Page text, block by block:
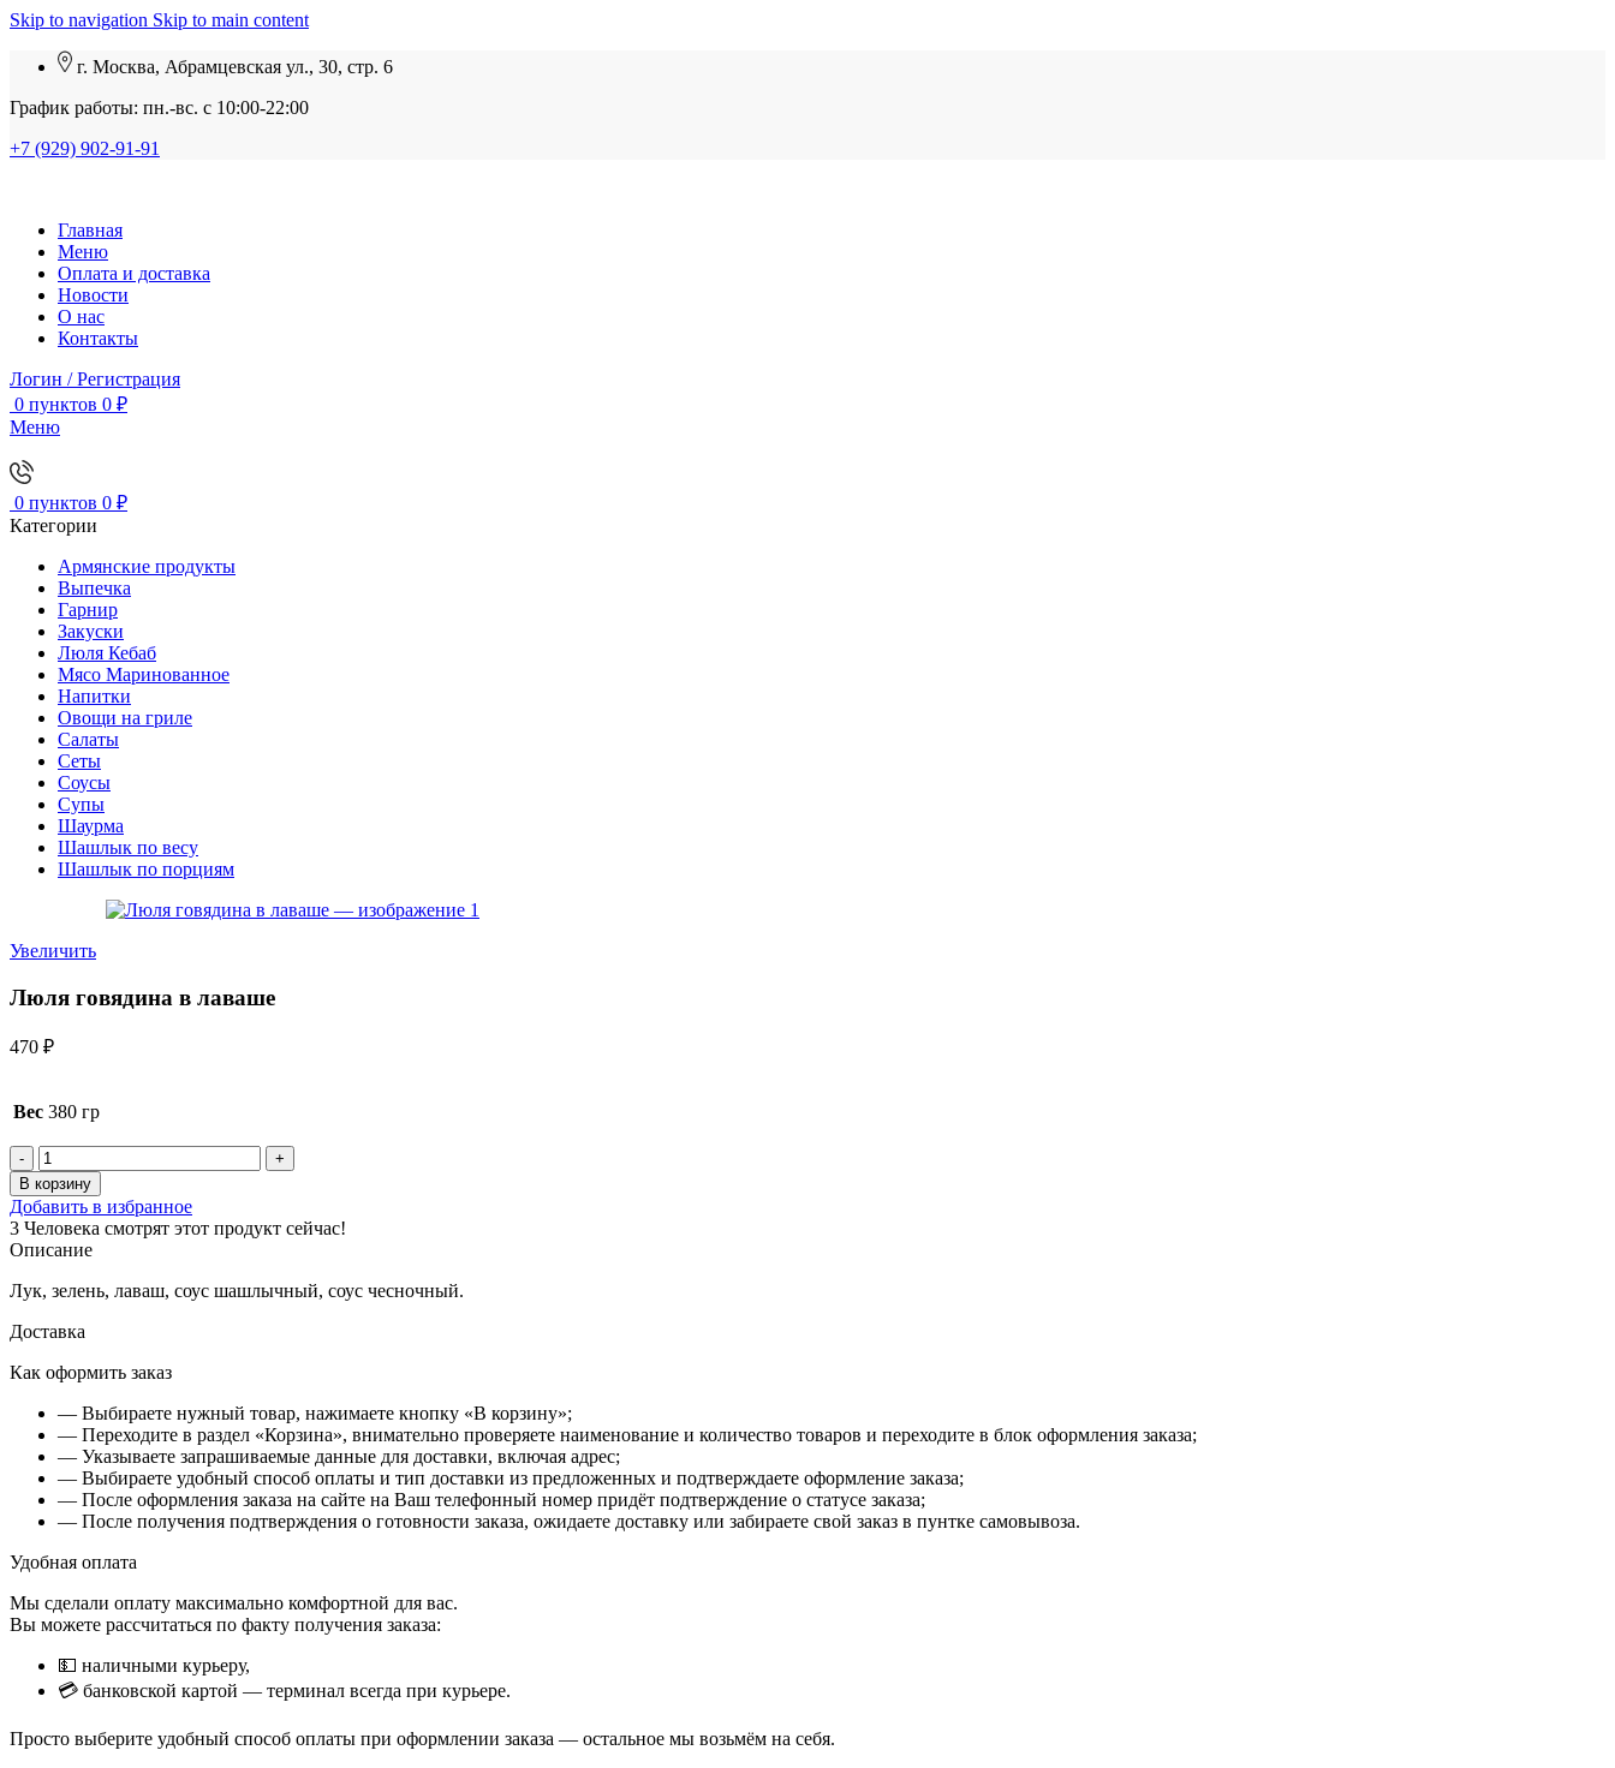
Skip to navigation Skip to main content
г. Москва, Абрамцевская ул., 30, стр. 6
График работы: пн.-вс. с 10:00-22:00
+7 (929) 902-91-91
Главная
Меню
Оплата и доставка
Новости
О нас
Контакты
Логин / Регистрация
0 пунктов 0 ₽
Меню
0 пунктов 0 ₽
Категории
Армянские продукты
Выпечка
Гарнир
Закуски
Люля Кебаб
Мясо Маринованное
Напитки
Овощи на гриле
Салаты
Сеты
Соусы
Супы
Шаурма
Шашлык по весу
Шашлык по порциям
Увеличить
Люля говядина в лаваше
470 ₽
Вес 380 гр
Количество
товара
Люля
говядина
в
лаваше
В корзину
Добавить в избранное
3 Человека смотрят этот продукт сейчас!
Описание
Лук, зелень, лаваш, соус шашлычный, соус чесночный.
Доставка
Как оформить заказ
— Выбираете нужный товар, нажимаете кнопку «В корзину»;
— Переходите в раздел «Корзина», внимательно проверяете наименование и количество товаров и переходите в блок оформления заказа;
— Указываете запрашиваемые данные для доставки, включая адрес;
— Выбираете удобный способ оплаты и тип доставки из предложенных и подтверждаете оформление заказа;
— После оформления заказа на сайте на Ваш телефонный номер придёт подтверждение о статусе заказа;
— После получения подтверждения о готовности заказа, ожидаете доставку или забираете свой заказ в пунтке самовывоза.
Удобная оплата
Мы сделали оплату максимально комфортной для вас.
Вы можете рассчитаться по факту получения заказа:
💵 наличными курьеру,
💳 банковской картой — терминал всегда при курьере.
Просто выберите удобный способ оплаты при оформлении заказа — остальное мы возьмём на себя.